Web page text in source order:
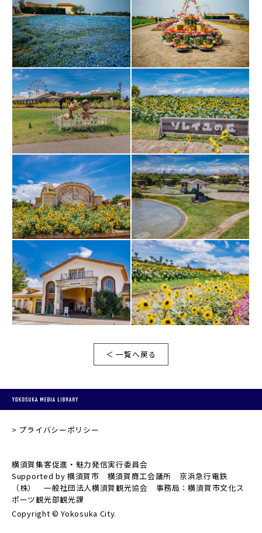
＜ 一覧へ戻る
プライバシーポリシー
横須賀集客促進・魅力発信実行委員会
Supported by 横須賀市 横須賀商工会議所 京浜急行電鉄
（株） 一般社団法人横須賀観光協会 事務局：横須賀市文化ス
ポーツ観光部観光課
Copyright © Yokosuka City.